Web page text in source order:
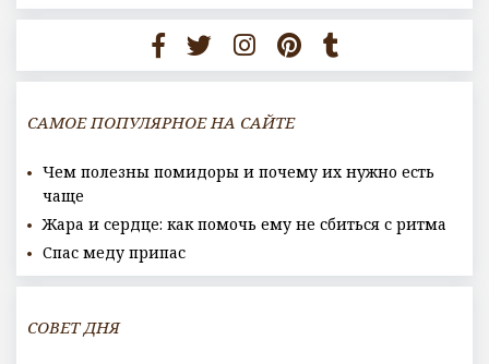
e
o
k
t
r
t
e
r
e
s
b
l
r
САМОЕ ПОПУЛЯРНОЕ НА САЙТЕ
Чем полезны помидоры и почему их нужно есть
чаще
Жара и сердце: как помочь ему не сбиться с ритма
Спас меду припас
СОВЕТ ДНЯ